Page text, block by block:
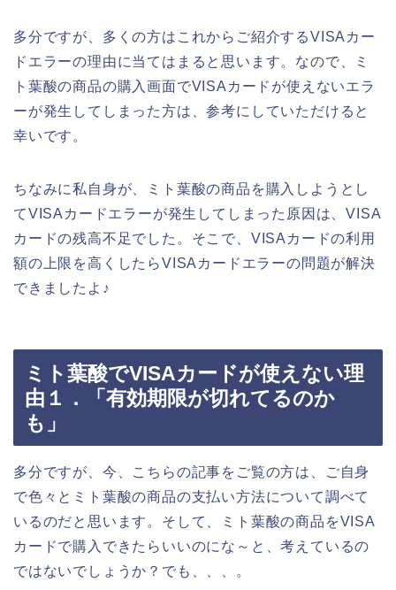
多分ですが、多くの方はこれからご紹介するVISAカー
ドエラーの理由に当てはまると思います。なので、ミ
ト葉酸の商品の購入画面でVISAカードが使えないエラ
ーが発生してしまった方は、参考にしていただけると
幸いです。
ちなみに私自身が、ミト葉酸の商品を購入しようとし
てVISAカードエラーが発生してしまった原因は、VISA
カードの残高不足でした。そこで、VISAカードの利用
額の上限を高くしたらVISAカードエラーの問題が解決
できましたよ♪
ミト葉酸でVISAカードが使えない理
由１．「有効期限が切れてるのか
も」
多分ですが、今、こちらの記事をご覧の方は、ご自身
で色々とミト葉酸の商品の支払い方法について調べて
いるのだと思います。そして、ミト葉酸の商品をVISA
カードで購入できたらいいのにな～と、考えているの
ではないでしょうか？でも、、、。